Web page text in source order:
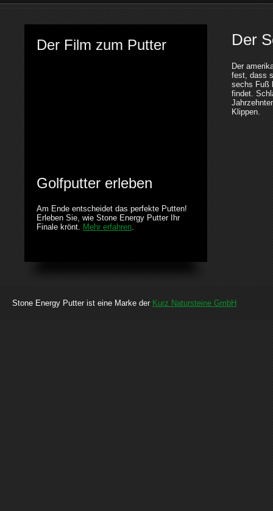
Der Film zum Putter
Golfputter erleben
Am Ende entscheidet das perfekte Putten!
Erleben Sie, wie Stone Energy Putter Ihr
Finale krönt. Mehr erfahren.
Der
Der
fest, dass
sechs Fuß
findet.
Klippen.
Stone Energy Putter ist eine Marke der Kurz Natursteine GmbH